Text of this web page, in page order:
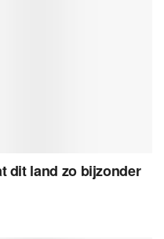
dit land zo bijzonder